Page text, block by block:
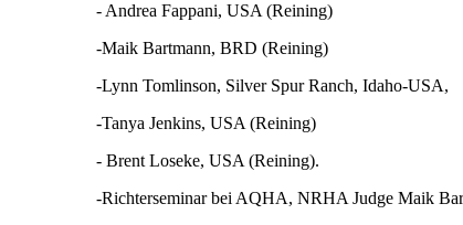
- Andrea Fappani, USA (Reining)
-Maik Bartmann, BRD (Reining)
-Lynn Tomlinson, Silver Spur Ranch, Idaho-USA,
-Tanya Jenkins, USA (Reining)
- Brent Loseke, USA (Reining).
-Richterseminar bei AQHA, NRHA Judge Maik